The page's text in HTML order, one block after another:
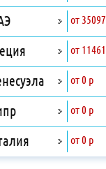
от
от
от 0 р
от 0 р
от 0 р